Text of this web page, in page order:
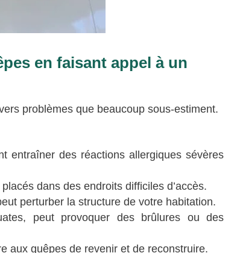
en faisant appel à un
problèmes que beaucoup sous-estiment.
entraîner des réactions allergiques sévères
dans des endroits difficiles d’accès.
perturber la structure de votre habitation.
peut provoquer des brûlures ou des
aux guêpes de revenir et de reconstruire.